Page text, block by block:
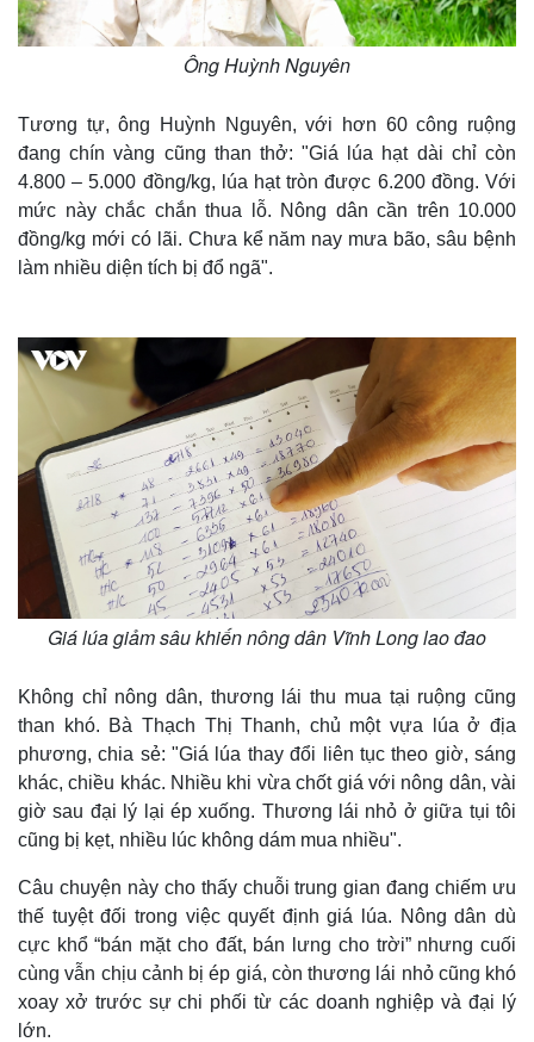
Cuộc sống đó đây
Hồ sơ
Multimedia
Ảnh
E-Magazine
Infographic
Ông Huỳnh Nguyên
Tương tự, ông Huỳnh Nguyên, với hơn 60 công ruộng
đang chín vàng cũng than thở: "Giá lúa hạt dài chỉ còn
4.800 – 5.000 đồng/kg, lúa hạt tròn được 6.200 đồng. Với
mức này chắc chắn thua lỗ. Nông dân cần trên 10.000
đồng/kg mới có lãi. Chưa kể năm nay mưa bão, sâu bệnh
làm nhiều diện tích bị đổ ngã".
Giá lúa giảm sâu khiến nông dân Vĩnh Long lao đao
Không chỉ nông dân, thương lái thu mua tại ruộng cũng
than khó. Bà Thạch Thị Thanh, chủ một vựa lúa ở địa
phương, chia sẻ: "Giá lúa thay đổi liên tục theo giờ, sáng
khác, chiều khác. Nhiều khi vừa chốt giá với nông dân, vài
giờ sau đại lý lại ép xuống. Thương lái nhỏ ở giữa tụi tôi
cũng bị kẹt, nhiều lúc không dám mua nhiều".
Câu chuyện này cho thấy chuỗi trung gian đang chiếm ưu
thế tuyệt đối trong việc quyết định giá lúa. Nông dân dù
cực khổ “bán mặt cho đất, bán lưng cho trời” nhưng cuối
cùng vẫn chịu cảnh bị ép giá, còn thương lái nhỏ cũng khó
xoay xở trước sự chi phối từ các doanh nghiệp và đại lý
lớn.